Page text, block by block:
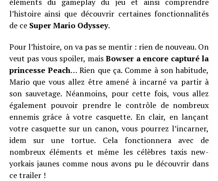
l’histoire ainsi que découvrir certaines fonctionnalités
de ce Super Mario Odyssey.
Pour l’histoire, on va pas se mentir : rien de nouveau. On
veut pas vous spoiler, maisBowser a encore capturé la
princesse Peach… Rien que ça. Comme à son habitude,
Mario que vous allez être amené à incarné va partir à
son sauvetage. Néanmoins, pour cette fois, vous allez
également pouvoir prendre le contrôle de nombreux
ennemis grâce à votre casquette. En clair, en lançant
votre casquette sur un canon, vous pourrez l’incarner,
idem sur une tortue. Cela fonctionnera avec de
nombreux éléments et même les célèbres taxis new-
yorkais jaunes comme nous avons pu le découvrir dans
ce trailer !